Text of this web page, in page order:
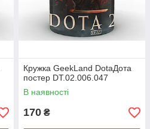
Кружка GeekLand DotaДота
постер DT.02.006.047
В наявності
170 ₴